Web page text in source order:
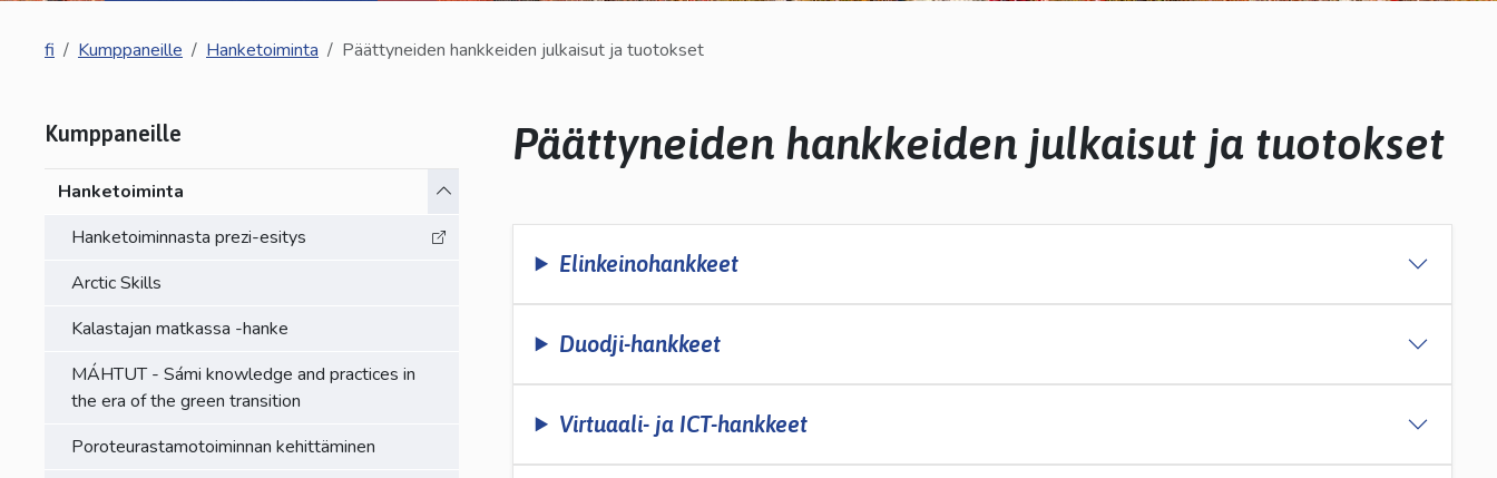
ja
fi Kumppaneille Hanketoiminta Päättyneiden hankkeiden julkaisut ja tuotokset
Kumppaneille
Hanketoiminta
Vaihda alasvetovalikkoa
Hanketoiminnasta prezi-esitys
Arctic Skills
Kalastajan matkassa -hanke
MÁHTUT - Sámi knowledge and practices in
the era of the green transition
Poroteurastamotoiminnan kehittäminen
Päättyneiden hankkeiden julkaisut ja tuotokset
Elinkeinohankkeet
Duodji-hankkeet
Virtuaali- ja ICT-hankkeet